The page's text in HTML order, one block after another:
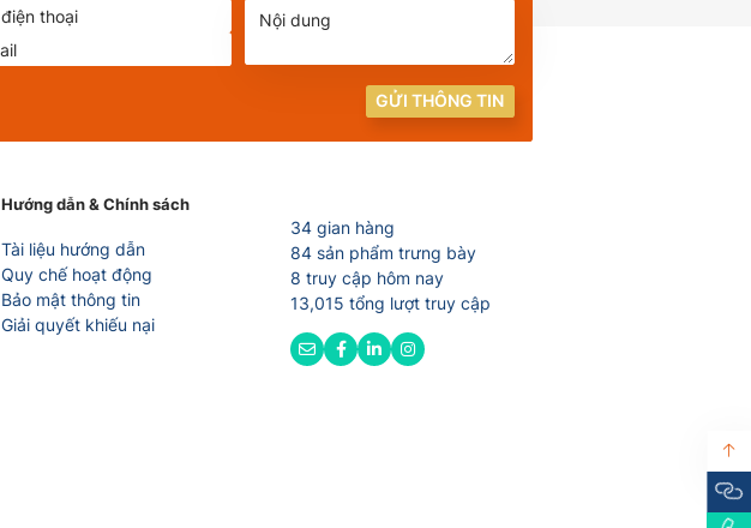
GỬI THÔNG TIN
Hướng dẫn & Chính sách
Tài liệu hướng dẫn
Quy chế hoạt động
Bảo mật thông tin
Giải quyết khiếu nại
34 gian hàng
84 sản phẩm trưng bày
8 truy cập hôm nay
13,015 tổng lượt truy cập